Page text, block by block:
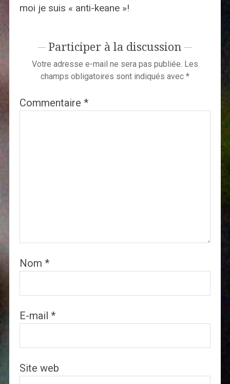
moi je suis « anti-keane »!
Participer à la discussion
Votre adresse e-mail ne sera pas publiée. Les
champs obligatoires sont indiqués avec *
Commentaire *
Nom *
E-mail *
Site web